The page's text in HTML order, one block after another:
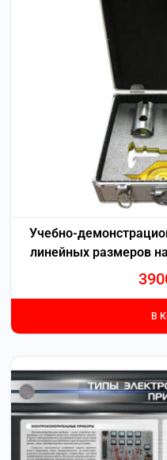
Учебно-
линейных размеров
В